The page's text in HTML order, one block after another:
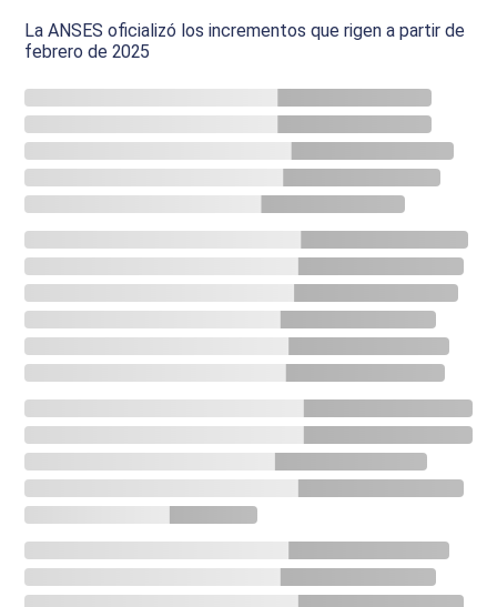
La ANSES oficializó los incrementos que rigen a partir de
febrero de 2025